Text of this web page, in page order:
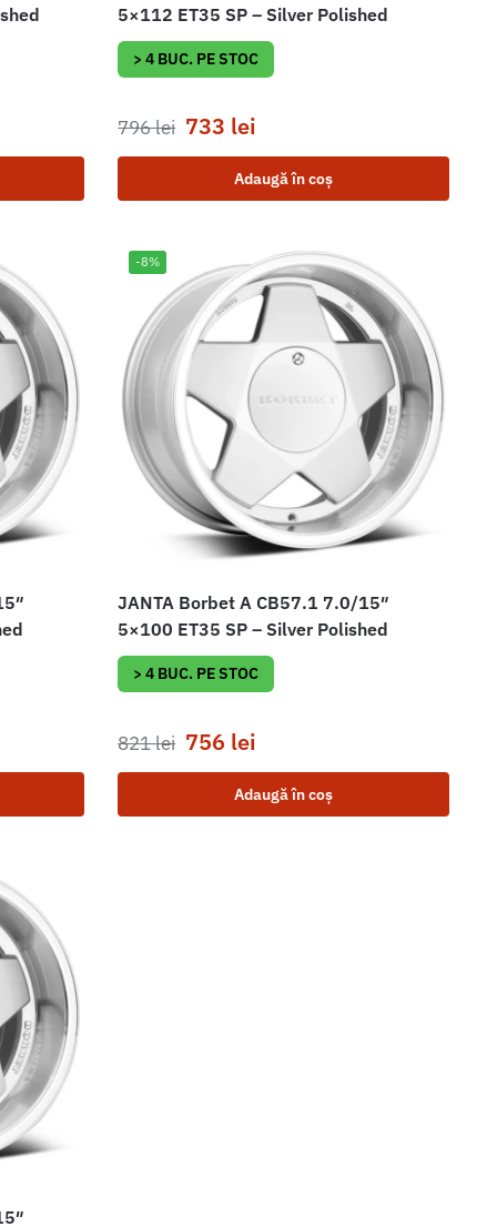
5×112 ET35 SP – Silver Polished
> 4 BUC. PE STOC
796lei 733 lei
Adaugă în coș
-8%
JANTA Borbet A CB57.1 7.0/15″
5×100 ET35 SP – Silver Polished
> 4 BUC. PE STOC
821lei 756 lei
Adaugă în coș